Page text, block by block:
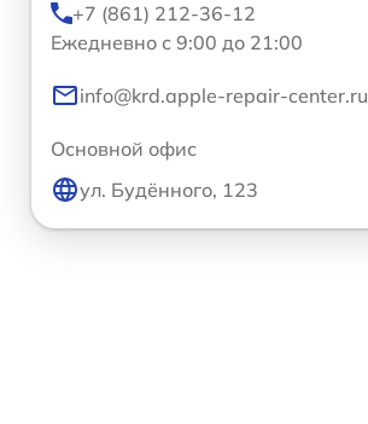
+7 (861) 212-36-12
Ежедневно с 9:00 до 21:00
info@krd.apple-repair-center.ru
Основной офис
ул. Будённого, 123